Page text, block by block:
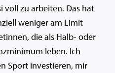
voll zu arbeiten. Das hat
weniger am Limit
die als Halb- oder
leben. Ich
Sport investieren, mir